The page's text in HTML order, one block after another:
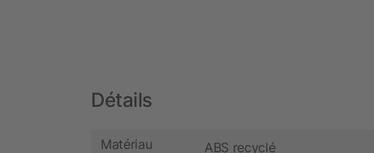
Détails
Matériau ABS recyclé